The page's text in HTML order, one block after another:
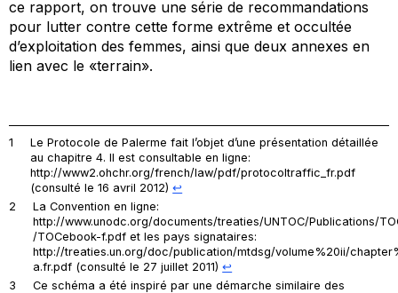
ce rapport, on trouve une série de recommandations
pour lutter contre cette forme extrême et occultée
d’exploitation des femmes, ainsi que deux annexes en
lien avec le «terrain».
1 LeProtocole de Palerme fait l’objet d’une présentation détaillée
au chapitre 4. Il est consultable en ligne:
http://www2.ohchr.org/french/law/pdf/protocoltraffic_fr.pdf
(consulté le 16 avril 2012)↩︎
2
LaConvention en ligne:
http://www.unodc.org/documents/treaties/UNTOC/Publications/
/TOCebook-f.pdf et les pays signataires:
http://treaties.un.org/doc/publication/mtdsg/volume%20ii/
a.fr.pdf (consulté le 27 juillet 2011)↩︎
3
Ce schéma a été inspiré par une démarche similaire des